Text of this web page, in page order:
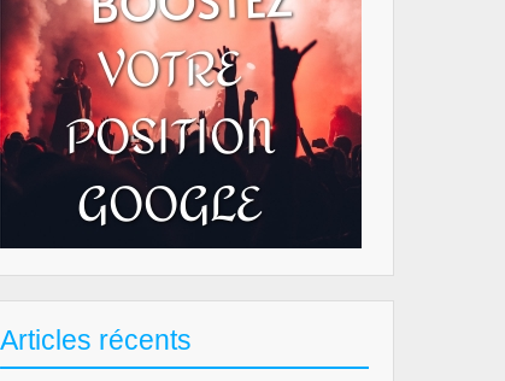
Articles récents